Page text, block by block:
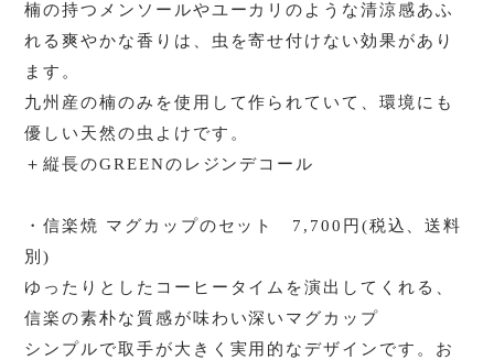
楠の持つメンソールやユーカリのような清涼感あふ
れる爽やかな香りは、虫を寄せ付けない効果があり
ます。
九州産の楠のみを使用して作られていて、環境にも
優しい天然の虫よけです。
＋縦長のGREENのレジンデコール
・信楽焼 マグカップのセット 7,700円(税込、送料
別)
ゆったりとしたコーヒータイムを演出してくれる、
信楽の素朴な質感が味わい深いマグカップ
シンプルで取手が大きく実用的なデザインです。お